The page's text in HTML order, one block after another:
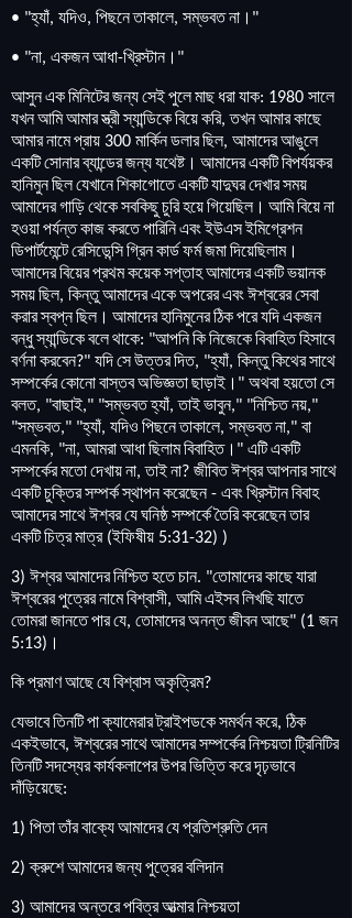
• "হ্যাঁ, যদিও, পিছনেতাকালে, সম্ভবতনা । "
• "না, একজনআধা-খ্রিস্টান। "
আসুনএকমিনিটেরজন্যসেইপুলেমাছ ধরাযাক: 1980 সালে
যখনআমিআমারস্ত্রীস্যান্ডিকেবিয়েকরি,তখনআমারকাছে
আমারনামেপ্রায় 300 মার্কিনডলারছিল, আমাদেরআঙুলে
একটিসোনারব্যান্ডেরজন্যযথেষ্ট। আমাদেরএকটিবিপর্যয়কর
হানিমুনছিলযেখানেশিকাগোতেএকটিযাদুঘরদেখারসময়
আমাদেরগাড়িথেকেসবকিছুচুরিহয়েগিয়েছিল। আমিবিয়েনা
হওয়াপর্যন্তকাজকরতেপারিনিএবংইউএসইমিগ্রেশন
ডিপার্টমেন্টেরেসিডেন্সিগ্রিনকার্ডফর্মজমাদিয়েছিলাম।
আমাদেরবিয়েরপ্রথমকয়েকসপ্তাহআমাদেরএকটিভয়ানক
সময়ছিল, কিন্তুআমাদেরএকেঅপরেরএবংঈশ্বরেরসেবা
করারস্বপ্নছিল। আমাদেরহানিমুনেরঠিকপরেযদিএকজন
বন্ধুস্যান্ডিকেবলেথাকে: "আপনিকিনিজেকেবিবাহিতহিসাবে
বর্ণনাকরবেন?" যদিসেউত্তরদিত, "হ্যাঁ, কিন্তুকিথেরসাথে
সম্পর্কেরকোনোবাস্তবঅভিজ্ঞতাছাড়াই । " অথবাহয়তোসে
বলত, "বাছাই," "সম্ভবতহ্যাঁ,তাইভাবুন," "নিশ্চিতনয়,"
"সম্ভবত," "হ্যাঁ, যদিও পিছনেতাকালে, সম্ভবতনা," বা
এমনকি, "না, আমরাআধাছিলামবিবাহিত। " এটিএকটি
সম্পর্কেরমতোদেখায়না,তাইনা? জীবিতঈশ্বরআপনারসাথে
একটিচুক্তিরসম্পর্কস্থাপনকরেছেন- এবংখ্রিস্টানবিবাহ
আমাদেরসাথেঈশ্বরযেঘনিষ্ঠসম্পর্কেতৈরিকরেছেনতার
একটিচিত্রমাত্র(ইফিষীয় 5:31-32) )
3) ঈশ্বরআমাদেরনিশ্চিতহতেচান. "তোমাদেরকাছেযারা
ঈশ্বরেরপুত্রেরনামেবিশ্বাসী, আমিএইসবলিখছিযাতে
তোমরাজানতেপারযে, তোমাদেরঅনন্তজীবনআছে" (1 জন
5:13) ।
কিপ্রমাণআছেযেবিশ্বাসঅকৃত্রিম?
যেভাবেতিনটিপাক্যামেরারট্রাইপডকেসমর্থনকরে, ঠিক
একইভাবে, ঈশ্বরেরসাথেআমাদেরসম্পর্কেরনিশ্চয়তাট্রিনিটির
তিনটিসদস্যেরকার্যকলাপেরউপরভিত্তিকরেদৃঢ়ভাবে
দাঁড়িয়েছে:
1) পিতাতাঁরবাক্যেআমাদেরযেপ্রতিশ্রুতিদেন
2)ক্রুশেআমাদেরজন্যপুত্রেরবলিদান
3) আমাদেরঅন্তরেপবিত্রআত্মারনিশ্চয়তা